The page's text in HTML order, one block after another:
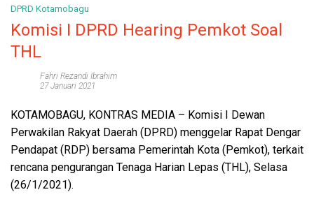
DPRD Kotamobagu
Komisi I DPRD Hearing Pemkot Soal
THL
Fahri Rezandi Ibrahim
27 Januari 2021
KOTAMOBAGU, KONTRAS MEDIA – Komisi I Dewan
Perwakilan Rakyat Daerah (DPRD) menggelar Rapat Dengar
Pendapat (RDP) bersama Pemerintah Kota (Pemkot), terkait
rencana pengurangan Tenaga Harian Lepas (THL), Selasa
(26/1/2021).